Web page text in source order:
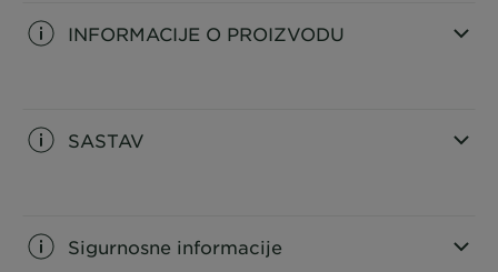
INFORMACIJE O PROIZVODU
SASTAV
Sigurnosne informacije